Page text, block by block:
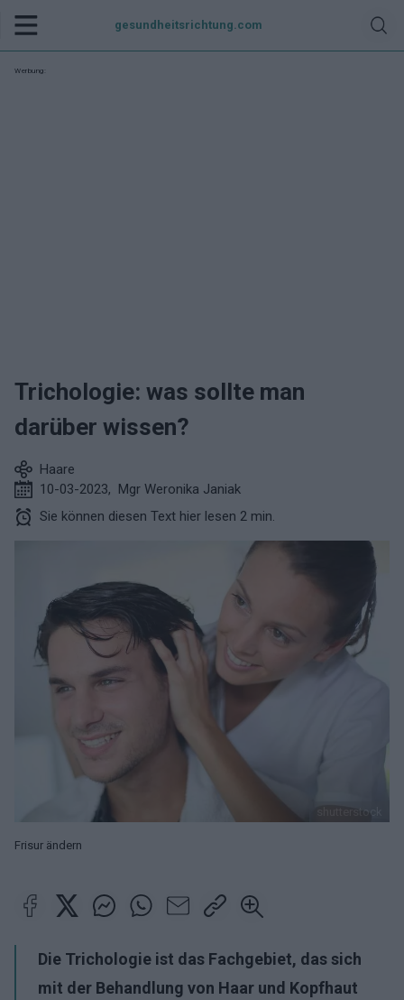
gesundheitsrichtung.com
Werbung:
Trichologie: was sollte man
darüber wissen?
Haare
10-03-2023, Mgr Weronika Janiak
Sie können diesen Text hier lesen 2 min.
shutterstock
Frisur ändern
Die Trichologie ist das Fachgebiet, das sich
mit der Behandlung von Haar und Kopfhaut